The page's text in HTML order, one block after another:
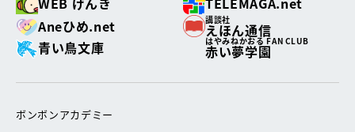
Aneひめ.net
講談社
えほん通信
青い鳥文庫
はやみねかおる FAN CLUB
赤い夢学園
ボンボンアカデミー